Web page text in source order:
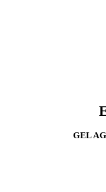
GEL